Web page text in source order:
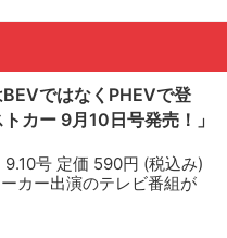
ではなくPHEVで登
カー 9月10日号発売！」
9.10号 定価 590円 (税込み)
カー出演のテレビ番組が